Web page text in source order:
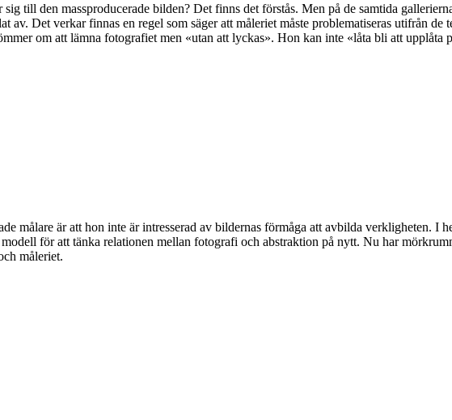
till den massproducerade bilden? Det finns det förstås. Men på de samtida
av. Det verkar finnas en regel som säger att måleriet måste problematiseras utifrån
om att lämna fotografiet men «utan att lyckas». Hon kan inte «låta bli att upplåta
målare är att hon inte är intresserad av bildernas förmåga att avbilda verkligheten. I
för att tänka relationen mellan fotografi och abstraktion på nytt. Nu har
måleriet.